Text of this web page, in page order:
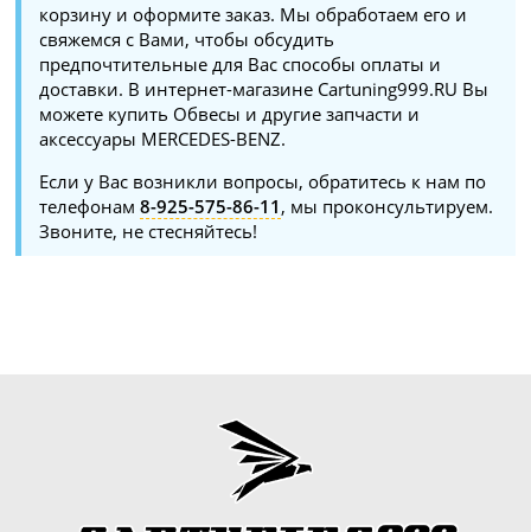
корзину и оформите заказ. Мы обработаем его и
свяжемся с Вами, чтобы обсудить
предпочтительные для Вас способы оплаты и
доставки. В интернет-магазине Cartuning999.RU Вы
можете купить Обвесы и другие запчасти и
аксессуары MERCEDES-BENZ.
Если у Вас возникли вопросы, обратитесь к нам по
телефонам8-925-575-86-11 , мы проконсультируем.
Звоните, не стесняйтесь!